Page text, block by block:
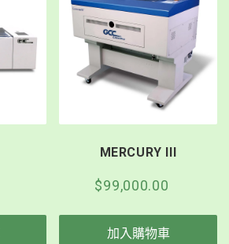
MERCURY III
$99,000.00
加入購物車